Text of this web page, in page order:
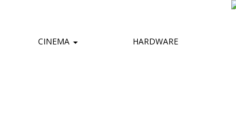
CINEMA HARDWARE